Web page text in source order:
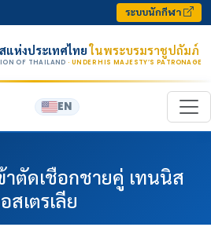
ระบบนักกีฬา
แห่งประเทศไทยในพระบรมราชูปถัมภ์
OF THAILAND · UNDER HIS MAJESTY’S PATRONAGE
EN
ตัดเชือกชายคู่ เทนนิส
เตรเลีย